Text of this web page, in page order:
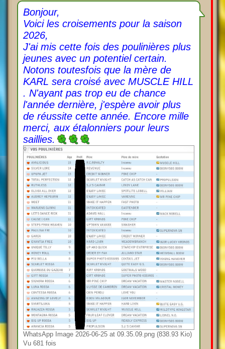
s
s
a
g
e
Bonjour,
Voici les croisements pour la saison
2026,
J'ai mis cette fois des poulinières plus
jeunes avec un potentiel certain.
Notons toutesfois que la mère de
KARL sera croisé avec MUSCLE HILL
. N'ayant pas trop eu de chance
l'année dernière, j'espère avoir plus
de réussite cette année. Encore mille
merci, aux étalonniers pour leurs
saillies.
WhatsApp Image 2026-06-25 at 09.35.09.png (838.93 Kio)
Vu 681 fois